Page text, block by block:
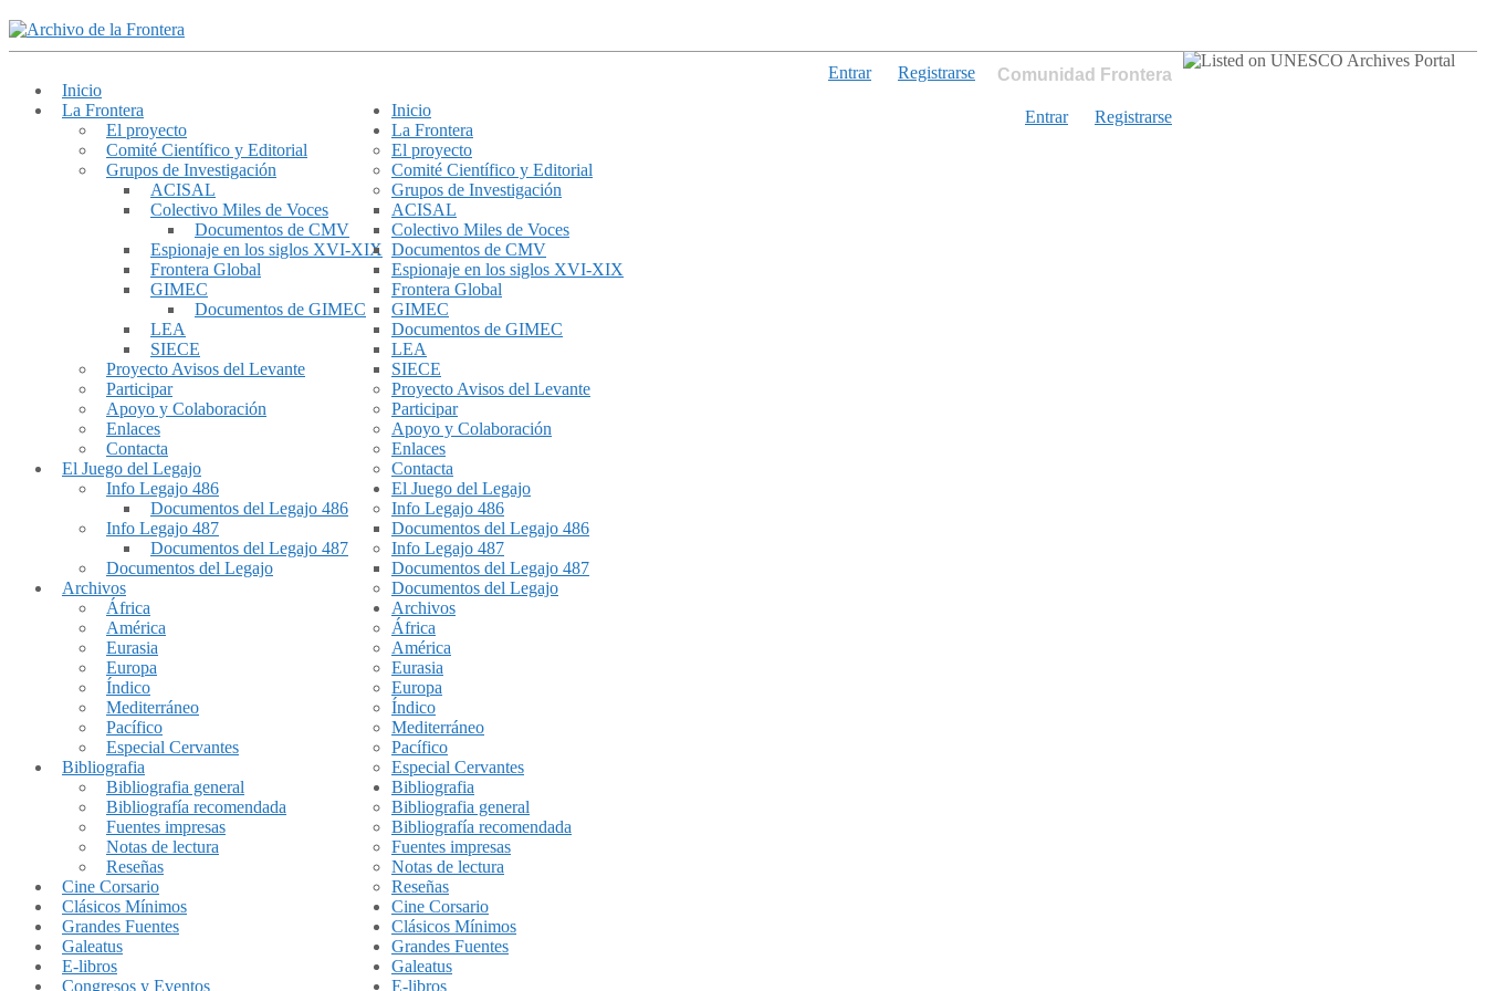
Comunidad Frontera
Entrar Registrarse
Inicio
La Frontera
El proyecto
Comité Científico y Editorial
Grupos de Investigación
ACISAL
Colectivo Miles de Voces
Documentos de CMV
Espionaje en los siglos XVI-XIX
Frontera Global
GIMEC
Documentos de GIMEC
LEA
SIECE
Proyecto Avisos del Levante
Participar
Apoyo y Colaboración
Enlaces
Contacta
El Juego del Legajo
Info Legajo 486
Documentos del Legajo 486
Info Legajo 487
Documentos del Legajo 487
Documentos del Legajo
Archivos
África
América
Eurasia
Europa
Índico
Mediterráneo
Pacífico
Especial Cervantes
Bibliografia
Bibliografia general
Bibliografía recomendada
Fuentes impresas
Notas de lectura
Reseñas
Cine Corsario
Clásicos Mínimos
Grandes Fuentes
Galeatus
E-libros
Congresos y Eventos
Entrar
Registrarse
Inicio
La Frontera
El proyecto
Comité Científico y Editorial
Grupos de Investigación
ACISAL
Colectivo Miles de Voces
Documentos de CMV
Espionaje en los siglos XVI-XIX
Frontera Global
GIMEC
Documentos de GIMEC
LEA
SIECE
Proyecto Avisos del Levante
Participar
Apoyo y Colaboración
Enlaces
Contacta
El Juego del Legajo
Info Legajo 486
Documentos del Legajo 486
Info Legajo 487
Documentos del Legajo 487
Documentos del Legajo
Archivos
África
América
Eurasia
Europa
Índico
Mediterráneo
Pacífico
Especial Cervantes
Bibliografia
Bibliografia general
Bibliografía recomendada
Fuentes impresas
Notas de lectura
Reseñas
Cine Corsario
Clásicos Mínimos
Grandes Fuentes
Galeatus
E-libros